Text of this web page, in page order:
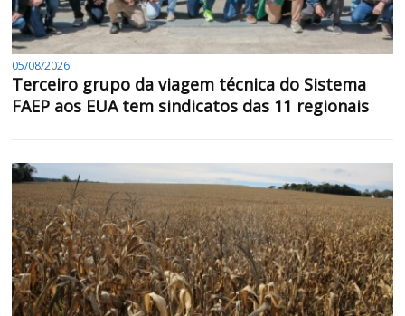
05/08/2026
Terceiro grupo da viagem técnica do Sistema
FAEP aos EUA tem sindicatos das 11 regionais